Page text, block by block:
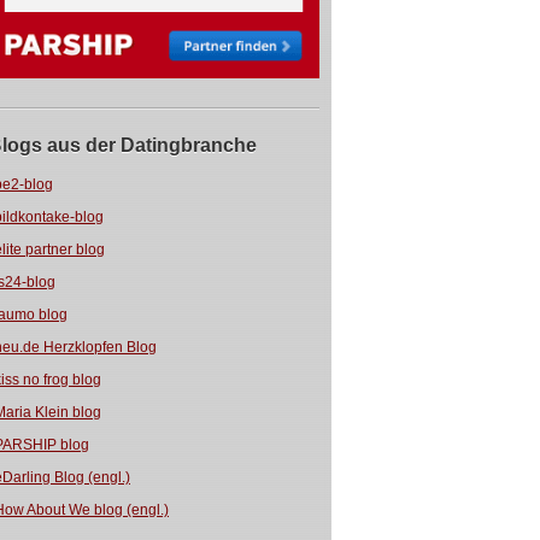
aus der Datingbranche
blog
blog
partner blog
blog
blog
Herzklopfen Blog
no frog blog
Klein blog
blog
Blog (engl.)
About We blog (engl.)